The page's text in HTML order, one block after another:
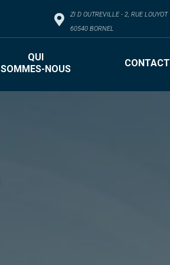
ZI D OUTREVILLE - 2, RUE LOUYOT
60540 BORNEL
QUI
SOMMES-NOUS
CONTACT
SOMMES-NOUS
CONTACT